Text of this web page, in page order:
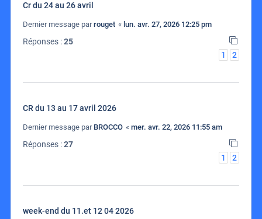
Cr du 24 au 26 avril
Dernier message parrouget « lun. avr. 27, 2026 12:25 pm
Réponses :25
1
2
CR du 13 au 17 avril 2026
Dernier message par BROCCO « mer. avr. 22, 2026 11:55 am
Réponses :27
1
2
week-end du 11.et 12 04 2026